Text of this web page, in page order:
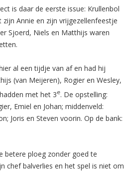
is daar de eerste issue: Krullenbol
Annie en zijn vrijgezellenfeestje
Sjoerd, Niels en Matthijs waren
al een tijdje van af en had hij
(van Meijeren), Rogier en Wesley,
met het 3e. De opstelling:
Emiel en Johan; middenveld:
Joris en Steven voorin. Op de bank:
betere ploeg zonder goed te
chef balverlies en het spel is niet om